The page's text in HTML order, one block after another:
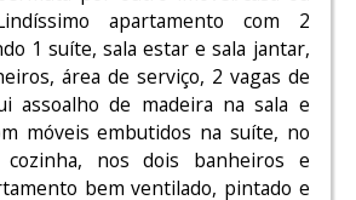
apartamento com 2
1 suíte, sala estar e sala jantar,
área de serviço, 2 vagas de
assoalho de madeira na sala e
móveis embutidos na suíte, no
nos dois banheiros e
bem ventilado, pintado e